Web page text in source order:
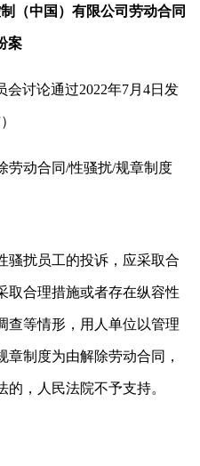
（中国） 有限公司劳动合同
案
会讨论通过2022年7月4日发
劳动合同/性骚扰/规章制度
扰员工的投诉，应采取合
取合理措施或者存在纵容性
查等情形，用人单位以管理
章制度为由解除劳动合同，
，人民法院不予支持。